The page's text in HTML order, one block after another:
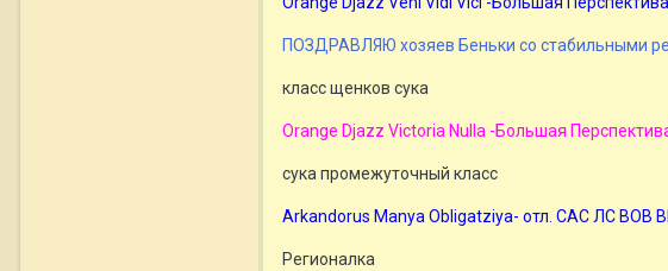
ПОЗДРАВЛЯЮ хозяев Беньки со стабильными
класс щенков сука
Orange Djazz Victoria Nulla -Большая
сука промежуточный класс
Arkandorus Manya Obligatziya- отл. САС ЛС BOB
Регионалка